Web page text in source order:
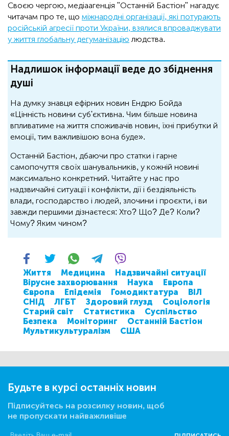
Своєю чергою, медіаагенція "Останній Бастіон" нагадує
читачам про те, що міжнародні організації, які потурають
російській агресії проти України, взялися впроваджувати
у життя глобальну дегуманізацію людства.
Надлишок інформації веде до збіднення
душі
На думку знавця ефірних новин Ендрю Бойда
«Цінність новини суб'єктивна. Чим більше новина
впливатиме на життя споживачів новин, їхні прибутки й
емоції, тим важливішою вона буде».
Останній Бастіон, дбаючи про статки і гарне
самопочуття своїх шанувальників, у кожній новині
максимально конкретний. Читайте у нас про
надзвичайні ситуації і конфлікти, дії і бездіяльність
влади, господарство і людей, злочини і проєкти, і ви
завжди першими дізнаєтеся: Хто? Що? Де? Коли?
Чому? Яким чином?
Життя Медицина
Надзвичайні ситуації
Вірусне захворювання
Наука
Европа
Європа
Епідемія Гомодиктатура
ВІЛ
СНІД
ЛГБТ Здоровий глузд
Соціологія
Старий світ
Статистика
Суспільство
Безпека
Моніторинг
Останній Бастіон
Мультикультуралізм
США
Будьте в курсі останніх новин
Підписуйтесь на розсилку новин, щоб
не пропускати найважливіше